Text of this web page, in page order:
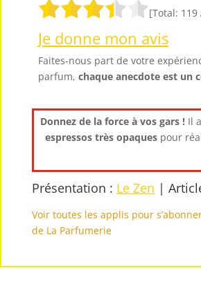
[Total: 119
Je donne mon avis
Faites-nous part de votre
parfum, chaque anecdote est un
Donnez de la force à vos gars !Il
espressos très opaques pour
Présentation : Le Zen |
Voir toutes les applis pour
de La Parfumerie